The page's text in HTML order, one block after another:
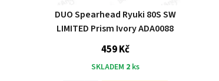
DUO Spearhead Ryuki 80S SW
LIMITED Prism Ivory ADA0088
459 Kč
SKLADEM 2 ks